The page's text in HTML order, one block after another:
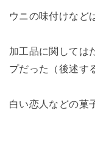
ウニの味付けなど
加工品に関しては
プだった（後述す
白い恋人などの菓